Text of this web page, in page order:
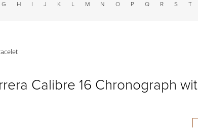
G H I J K L M N O P Q R S T
Calibre 16 Chronograph